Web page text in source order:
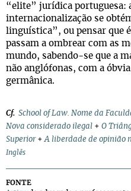
“elite” jurídica portuguesa:
internacionalização se
linguística”, ou pensar que
passam a ombrear com as
mundo, sabendo-se que a
não anglófonas, com a
germânica.
Cf. School of Law. Nome da
Nova considerado ilegal + O
Superior+ A liberdade de opinião
Inglês
FONTE